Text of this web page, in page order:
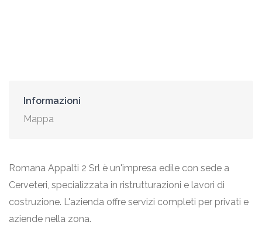
Informazioni
Mappa
Romana Appalti 2 Srl è un'impresa edile con sede a
Cerveteri, specializzata in ristrutturazioni e lavori di
costruzione. L'azienda offre servizi completi per privati e
aziende nella zona.